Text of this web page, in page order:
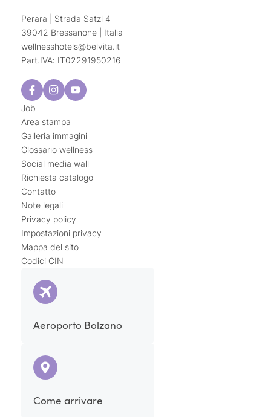
Perara | Strada Satzl 4
39042 Bressanone | Italia
wellnesshotels@belvita.it
Part.IVA: IT02291950216
Job
Area stampa
Galleria immagini
Glossario wellness
Social media wall
Richiesta catalogo
Contatto
Note legali
Privacy policy
Impostazioni privacy
Mappa del sito
Codici CIN
Aeroporto Bolzano
Come arrivare